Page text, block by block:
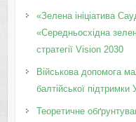
«Зелена ініціатива
«Середньосхідна
стратегії Vision 2030
Військова допомога
балтійської підтримки
Теоретичне